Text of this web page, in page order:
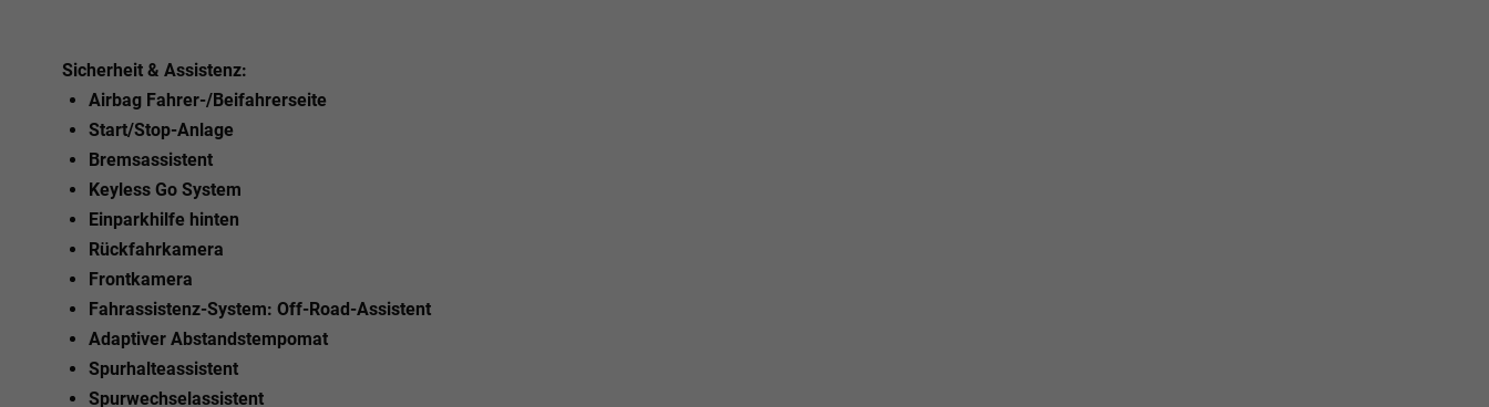
Sicherheit & Assistenz:
Airbag Fahrer-/Beifahrerseite
Start/Stop-Anlage
Bremsassistent
Keyless Go System
Einparkhilfe hinten
Rückfahrkamera
Frontkamera
Fahrassistenz-System: Off-Road-Assistent
Adaptiver Abstandstempomat
Spurhalteassistent
Spurwechselassistent